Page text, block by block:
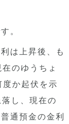
。
は上昇後、も
のゆうちょ
か起伏を示
し、現在の
通預金の金利